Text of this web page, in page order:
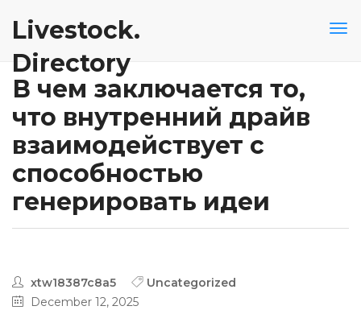
Livestock.
Directory
В чем заключается то,
что внутренний драйв
взаимодействует с
способностью
генерировать идеи
xtw18387c8a5
Uncategorized
December 12, 2025